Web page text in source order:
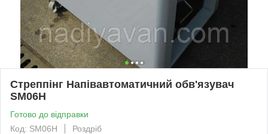
Стреппінг Напівавтоматичний обв'язувач
SM06H
Готово до відправки
Код: SM06H
Роздріб